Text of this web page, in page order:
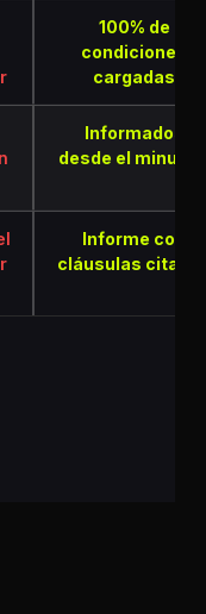
100% de
condiciones
cargadas
Informados
desde el minuto
Informe con
cláusulas